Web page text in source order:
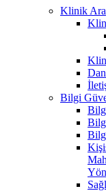
Klinik
Bilgi